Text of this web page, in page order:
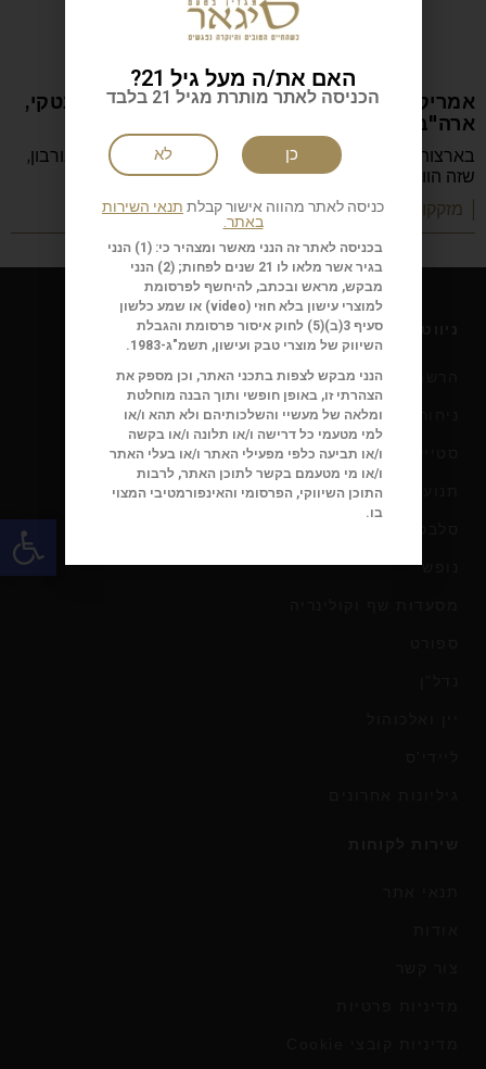
אמריקה במיטבה Buffalo Trace Distillery, קנטקי,
ארה"ב
בארצות הברית, כשמדברים על וויסקי מדברים בעצם על בורבון,
שזה הוויסקי האמריקאי. ומדינת קנטקי היא
| מזקקות
ניווט במגזין
הרשמה לניוזלטר סיגאר
ניחוח הסיגאר
האם את/ה מעל גיל 21?
הכניסה לאתר מותרת מגיל 21 בלבד
לא כן
כניסה לאתר מהווה אישור קבלת תנאי השירות
באתר.
בכניסה לאתר זה הנני מאשר ומצהיר כי: (1) הנני
בגיר אשר מלאו לו 21 שנים לפחות; (2) הנני
מבקש, מראש ובכתב, להיחשף לפרסומת
למוצרי עישון בלא חוזי (video) או שמע כלשון
סעיף 3(ב)(5) לחוק איסור פרסומת והגבלת
השיווק של מוצרי טבק ועישון, תשמ"ג-1983.
הנני מבקש לצפות בתכני האתר, וכן מספק את
הצהרתי זו, באופן חופשי ותוך הבנה מוחלטת
ומלאה של מעשיי והשלכותיהם ולא תהא ו/או
למי מטעמי כל דרישה ו/או תלונה ו/או בקשה
ו/או תביעה כלפי מפעילי האתר ו/או בעלי האתר
ו/או מי מטעמם בקשר לתוכן האתר, לרבות
התוכן השיווקי, הפרסומי והאינפורמטיבי המצוי
בו.